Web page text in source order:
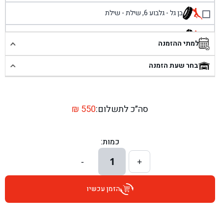
בן גל - גלבוע 6, שילת - שילת
בן גל - פוריידיס, כניסה צפונית מול כביש 4 - פרדיס
בן גל - שכונת אזור תעשייה זעירה, עיילבון - עיילבון
בן גל - דרך השבעה 20, אזור - אזור
בן גל - הרצל 6, גדרה - גדרה
בן גל - שדרות דוד בן גוריון 8, באר שבע - באר שבע
למתי ההזמנה
בחר שעת הזמנה
סה״כ לתשלום: ₪ 550
כמות:
+
1
-
הזמן עכשיו